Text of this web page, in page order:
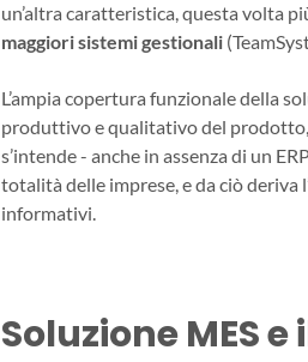
un’altra caratteristica, questa volta
maggiori sistemi gestionali
L’ampia copertura funzionale della
produttivo e qualitativo del prodotto,
s’intende - anche in assenza di un
totalità delle imprese, e da ciò deriva
informativi.
Soluzione MES e